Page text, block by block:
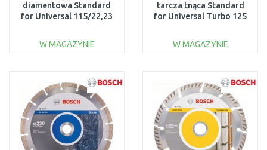
diamentowa Standard
for Universal 115/22,23
W MAGAZYNIE
Do porównania
tarcza tnąca Standard
for Universal Turbo 125
W MAGAZYNIE
Do porównania